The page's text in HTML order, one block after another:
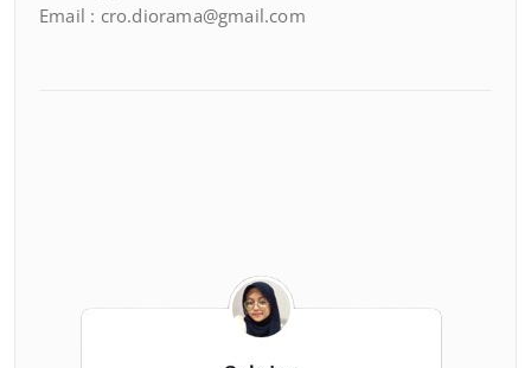
Email : cro.diorama@gmail.com